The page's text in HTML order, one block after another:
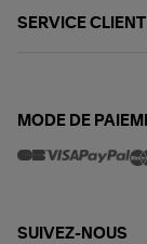
SERVICE CLIENT
MODE DE
SUIVEZ-NOUS